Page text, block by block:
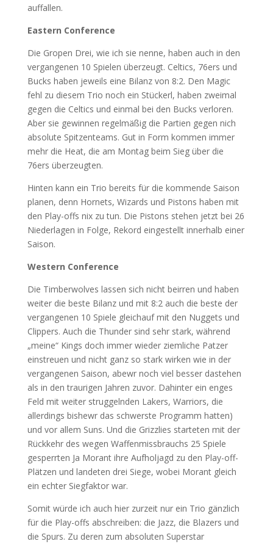
auffallen.
Eastern Conference
Die Gropen Drei, wie ich sie nenne, haben auch in den
vergangenen 10 Spielen überzeugt. Celtics, 76ers und
Bucks haben jeweils eine Bilanz von 8:2. Den Magic
fehl zu diesem Trio noch ein Stückerl, haben zweimal
gegen die Celtics und einmal bei den Bucks verloren.
Aber sie gewinnen regelmäßig die Partien gegen nich
absolute Spitzenteams. Gut in Form kommen immer
mehr die Heat, die am Montag beim Sieg über die
76ers überzeugten.
Hinten kann ein Trio bereits für die kommende Saison
planen, denn Hornets, Wizards und Pistons haben mit
den Play-offs nix zu tun. Die Pistons stehen jetzt bei 26
Niederlagen in Folge, Rekord eingestellt innerhalb einer
Saison.
Western Conference
Die Timberwolves lassen sich nicht beirren und haben
weiter die beste Bilanz und mit 8:2 auch die beste der
vergangenen 10 Spiele gleichauf mit den Nuggets und
Clippers. Auch die Thunder sind sehr stark, während
„meine“ Kings doch immer wieder ziemliche Patzer
einstreuen und nicht ganz so stark wirken wie in der
vergangenen Saison, abewr noch viel besser dastehen
als in den traurigen Jahren zuvor. Dahinter ein enges
Feld mit weiter struggelnden Lakers, Warriors, die
allerdings bishewr das schwerste Programm hatten)
und vor allem Suns. Und die Grizzlies starteten mit der
Rückkehr des wegen Waffenmissbrauchs 25 Spiele
gesperrten Ja Morant ihre Aufholjagd zu den Play-off-
Plätzen und landeten drei Siege, wobei Morant gleich
ein echter Siegfaktor war.
Somit würde ich auch hier zurzeit nur ein Trio gänzlich
für die Play-offs abschreiben: die Jazz, die Blazers und
die Spurs. Zu deren zum absoluten Superstar